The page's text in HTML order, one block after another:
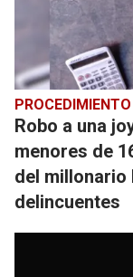
PROCEDIMIENTO
Robo a una
menores de
del millonario
delincuentes